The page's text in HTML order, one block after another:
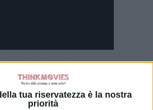
tua riservatezza è la nostra
priorità
Lia, Katia, Antonella.
l’età adulta e la vecchiaia
sorelle nate e cresciute in
all’ultimo piano di